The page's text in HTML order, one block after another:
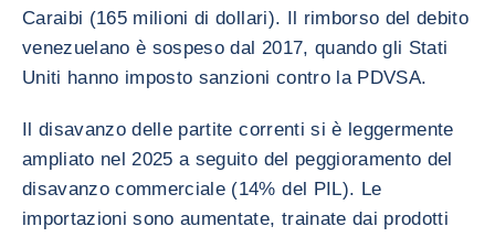
Caraibi (165 milioni di dollari). Il rimborso del debito
venezuelano è sospeso dal 2017, quando gli Stati
Uniti hanno imposto sanzioni contro la PDVSA.
Il disavanzo delle partite correnti si è leggermente
ampliato nel 2025 a seguito del peggioramento del
disavanzo commerciale (14% del PIL). Le
importazioni sono aumentate, trainate dai prodotti